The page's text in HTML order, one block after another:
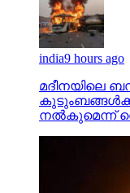
india9 hours ago
മദീനയിലെ
നല്‍കുമെന്ന്